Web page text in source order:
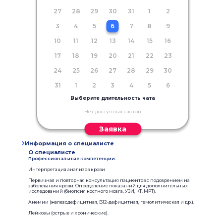
27
28 29 30 31 1
2
3
4 5 6 7 8
9
10
11 12 13 14 15
16
17
18 19 20 21 22
23
24
25 26 27 28 29
30
31
1 2 3 4 5 6
Выберите длительность чата
Нет доступных слотов
Заявка
Информация о специалисте
О специалисте
Профессиональные компетенции:
Интерпретация анализов крови
Первичная и повторная консультация пациентов с подозрением на
заболевания крови. Определение показаний для дополнительных
исследований (биопсия костного мозга, УЗИ, КТ, МРТ).
Анемии (железодефицитная, B12-дефицитная, гемолитическая и др.).
Лейкозы (острые и хронические).